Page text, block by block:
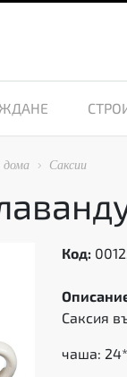
дома  Саксии
Код:
Саксия
чаша: